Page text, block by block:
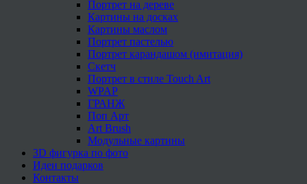
Портрет на дереве
Картины на досках
Картины маслом
Портрет пастелью
Портрет карандашом (имитация)
Скетч
Портрет в стиле Touch Art
WPAP
ГРАНЖ
Поп Арт
Art Brush
Модульные картины
3D фигурка по фото
Идеи подарков
Контакты